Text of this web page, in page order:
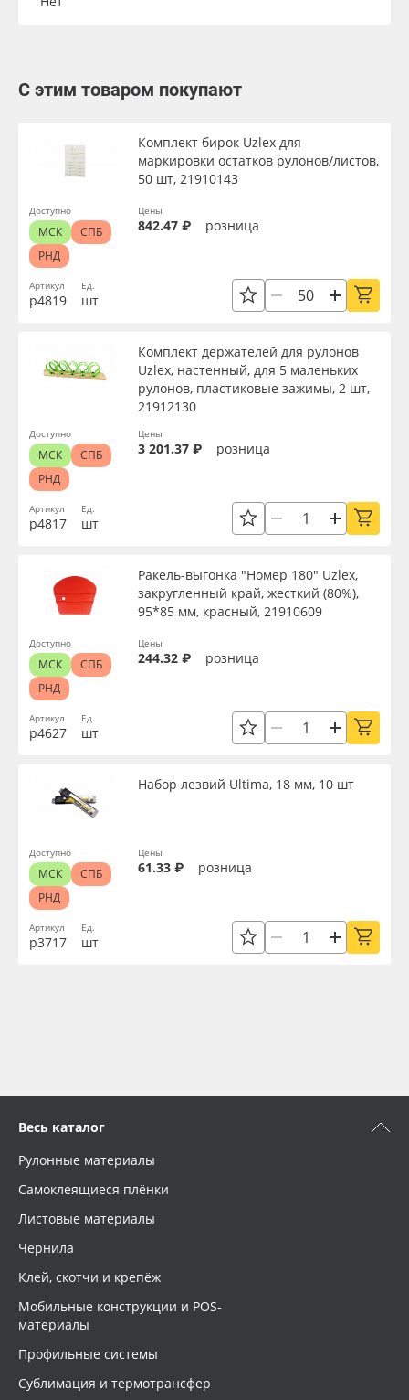
С этим товаром покупают
Артикул
р4819
Комплект бирок Uzlex для
маркировки остатков рулонов/листов,
50 шт, 21910143
Ед.
шт
Цены
842.47 ₽ розница
Доступно
МСК
СПБ
РНД
Артикул
р4817
Комплект держателей для рулонов
Uzlex, настенный, для 5 маленьких
рулонов, пластиковые зажимы, 2 шт,
21912130
Ед.
шт
Цены
3 201.37 ₽ розница
Доступно
МСК
СПБ
РНД
Артикул
р4627
Ракель-выгонка "Номер 180" Uzlex,
закругленный край, жесткий (80%),
95*85 мм, красный, 21910609
Ед.
шт
Цены
244.32 ₽ розница
Доступно
МСК
СПБ
РНД
Артикул
р3717
Набор лезвий Ultima, 18 мм, 10 шт
Ед.
шт
Цены
61.33 ₽ розница
Доступно
МСК
СПБ
РНД
Весь каталог
Рулонные материалы
Самоклеящиеся плёнки
Листовые материалы
Чернила
Клей, скотчи и крепёж
Мобильные конструкции и POS-
материалы
Профильные системы
Сублимация и термотрансфер